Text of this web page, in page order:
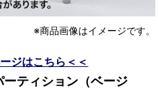
※商品画像はイメージです。
ジはこちら＜＜
ティション（ベージ